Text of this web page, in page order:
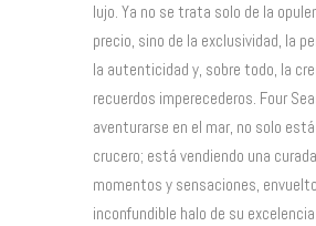
lujo. Ya no se trata solo de la
precio, sino de la exclusividad, la
la autenticidad y, sobre todo, la
recuerdos imperecederos. Four
aventurarse en el mar, no solo
crucero; está vendiendo una
momentos y sensaciones,
inconfundible halo de su